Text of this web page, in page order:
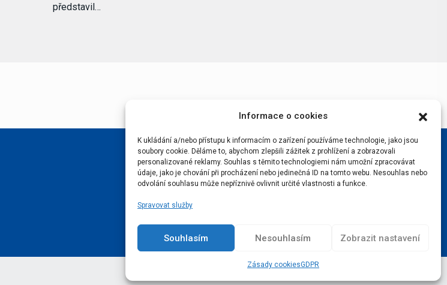
Informace o cookies
K ukládání a/nebo přístupu k informacím o zařízení používáme technologie, jako jsou
soubory cookie. Děláme to, abychom zlepšili zážitek z prohlížení a zobrazovali
personalizované reklamy. Souhlas s těmito technologiemi nám umožní zpracovávat
údaje, jako je chování při procházení nebo jedinečná ID na tomto webu. Nesouhlas nebo
odvolání souhlasu může nepříznivě ovlivnit určité vlastnosti a funkce.
Spravovat služby
Souhlasím Nesouhlasím Zobrazit nastavení
Zásady cookiesGDPR
představil…